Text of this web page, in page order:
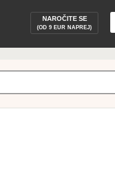
NAROČITE SE
(OD 9 EUR NAPREJ)